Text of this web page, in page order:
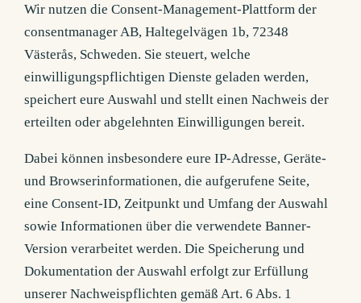
Wir nutzen die Consent-Management-Plattform der
consentmanager AB, Haltegelvägen 1b, 72348
Västerås, Schweden. Sie steuert, welche
einwilligungspflichtigen Dienste geladen werden,
speichert eure Auswahl und stellt einen Nachweis der
erteilten oder abgelehnten Einwilligungen bereit.
Dabei können insbesondere eure IP-Adresse, Geräte-
und Browserinformationen, die aufgerufene Seite,
eine Consent-ID, Zeitpunkt und Umfang der Auswahl
sowie Informationen über die verwendete Banner-
Version verarbeitet werden. Die Speicherung und
Dokumentation der Auswahl erfolgt zur Erfüllung
unserer Nachweispflichten gemäß Art. 6 Abs. 1